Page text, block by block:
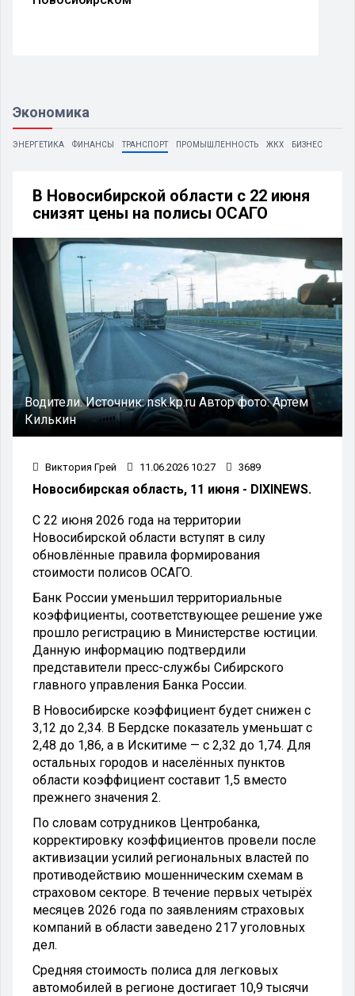
Экономика
ЭНЕРГЕТИКА ФИНАНСЫ ТРАНСПОРТ ПРОМЫШЛЕННОСТЬ ЖКХ БИЗНЕС
В Новосибирской области с 22 июня
снизят цены на полисы ОСАГО
Водители.Источник:nsk.kp.ru Автор фото:Артем
Килькин
Виктория Грей 11.06.2026 10:27 3689
Новосибирская область, 11 июня - DIXINEWS.
С 22 июня 2026 года на территории
Новосибирской области вступят в силу
обновлённые правила формирования
стоимости полисов ОСАГО.
Банк России уменьшил территориальные
коэффициенты, соответствующее решение уже
прошло регистрацию в Министерстве юстиции.
Данную информацию подтвердили
представители пресс-службы Сибирского
главного управления Банка России.
В Новосибирске коэффициент будет снижен с
3,12 до 2,34. В Бердске показатель уменьшат с
2,48 до 1,86, а в Искитиме — с 2,32 до 1,74. Для
остальных городов и населённых пунктов
области коэффициент составит 1,5 вместо
прежнего значения 2.
По словам сотрудников Центробанка,
корректировку коэффициентов провели после
активизации усилий региональных властей по
противодействию мошенническим схемам в
страховом секторе. В течение первых четырёх
месяцев 2026 года по заявлениям страховых
компаний в области заведено 217 уголовных
дел.
Средняя стоимость полиса для легковых
автомобилей в регионе достигает 10,9 тысячи